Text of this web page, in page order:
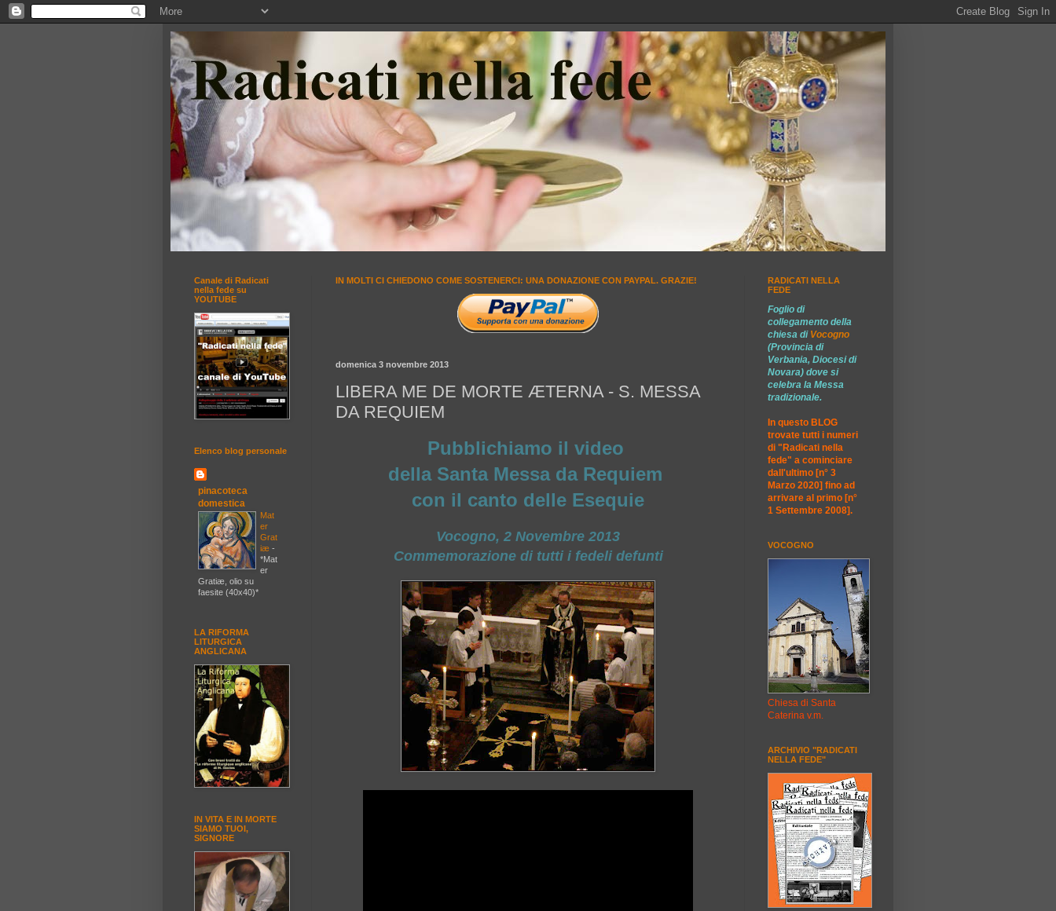
IN MOLTI CI CHIEDONO COME SOSTENERCI: UNA DONAZIONE CON PAYPAL. GRAZIE!
domenica 3 novembre 2013
LIBERA ME DE MORTE ÆTERNA - S. MESSA
DA REQUIEM
Pubblichiamo il video
della Santa Messa da Requiem
con il canto delle Esequie
Vocogno, 2 Novembre 2013
Commemorazione di tutti i fedeli defunti
Canale di Radicati
nella fede su
YOUTUBE
Elenco blog personale
pinacoteca
domestica
Mat
er
Grat
iæ -
*Mat
er
Gratiæ, olio su
faesite (40x40)*
LA RIFORMA
LITURGICA
ANGLICANA
IN VITA E IN MORTE
SIAMO TUOI,
SIGNORE
RADICATI NELLA
FEDE
Foglio di
collegamento della
chiesa di Vocogno
(Provincia di
Verbania, Diocesi di
Novara) dove si
celebra la Messa
tradizionale.
In questo BLOG
trovate tutti i numeri
di "Radicati nella
fede" a cominciare
dall'ultimo [n° 3
Marzo 2020] fino ad
arrivare al primo [n°
1 Settembre 2008].
VOCOGNO
Chiesa di Santa
Caterina v.m.
ARCHIVIO "RADICATI
NELLA FEDE"